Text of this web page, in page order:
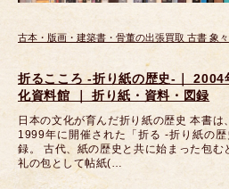
古本・版画・建築書・骨董の出張買取 古書 象々
折るこころ -折り紙の歴史-｜ 2004
化資料館 ｜ 折り紙・資料・図録
日本の文化が育んだ折り紙の歴史 本書
1999年に開催された「折る -折り紙の
録。 古代、紙の歴史と共に始まった包
礼の包として帖紙(…